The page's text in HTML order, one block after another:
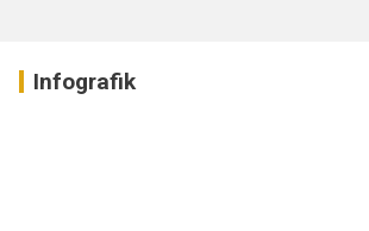
Infografik